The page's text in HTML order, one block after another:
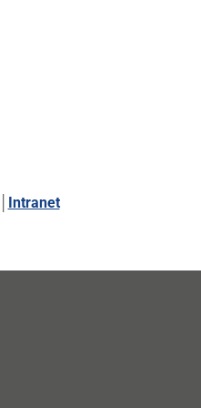
Intranet